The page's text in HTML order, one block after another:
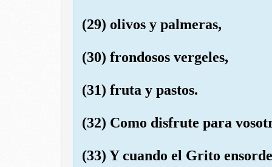
(29) olivos y palmeras,
(30) frondosos vergeles,
(31) fruta y pastos.
(32) Como disfrute para
(33) Y cuando el Grito